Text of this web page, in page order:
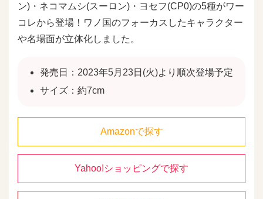
ン)・ネコマムシ(スーロン)・ヨセフ(CP0)の5種がワー
コレから登場！ワノ国のフォーカスしたキャラクター
や名場面が立体化しました。
発売日：2023年5月23日(火)より順次登場予定
サイズ：約7cm
Amazonで探す
Yahoo!ショッピングで探す